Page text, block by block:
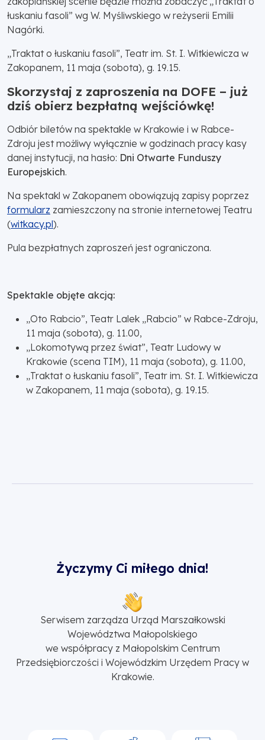
łuskaniu fasoli” wg W. Myśliwskiego w reżyserii Emilii
Nagórki.
„Traktat o łuskaniu fasoli”, Teatr im. St. I. Witkiewicza w
Zakopanem, 11 maja (sobota), g. 19.15.
Skorzystaj z zaproszenia na DOFE – już
dziś obierz bezpłatną wejściówkę!
Odbiór biletów na spektakle w Krakowie i w Rabce-
Zdroju jest możliwy wyłącznie w godzinach pracy kasy
danej instytucji, na hasło: Dni Otwarte Funduszy
Europejskich.
Na spektakl w Zakopanem obowiązują zapisy poprzez
formularz zamieszczony na stronie internetowej Teatru
(witkacy.pl).
Pula bezpłatnych zaproszeń jest ograniczona.
Spektakle objęte akcją:
„Oto Rabcio”, Teatr Lalek „Rabcio” w Rabce-Zdroju,
11 maja (sobota), g. 11.00,
„Lokomotywą przez świat”, Teatr Ludowy w
Krakowie (scena TIM), 11 maja (sobota), g. 11.00,
„Traktat o łuskaniu fasoli”, Teatr im. St. I. Witkiewicza
w Zakopanem, 11 maja (sobota), g. 19.15.
Życzymy Ci miłego dnia!
Serwisem zarządza Urząd Marszałkowski
Województwa Małopolskiego
we współpracy z Małopolskim Centrum
Przedsiębiorczości i Wojewódzkim Urzędem Pracy w
Krakowie.